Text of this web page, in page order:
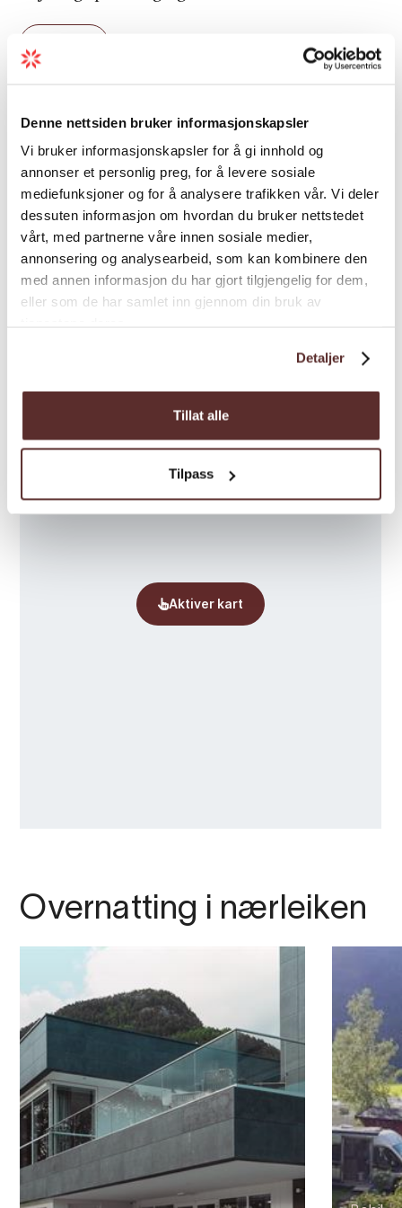
Denne nettsiden bruker informasjonskapsler
Vi bruker informasjonskapsler for å gi innhold og
annonser et personlig preg, for å levere sosiale
mediefunksjoner og for å analysere trafikken vår. Vi deler
dessuten informasjon om hvordan du bruker nettstedet
vårt, med partnerne våre innen sosiale medier,
annonsering og analysearbeid, som kan kombinere den
med annen informasjon du har gjort tilgjengelig for dem,
eller som de har samlet inn gjennom din bruk av
Detaljer
Tillat alle
Tilpass
PS: Ikkje la dårleg vêr stoppa deg! Regnfulle
dagar kan ein nemleg rekna som positivt:
Vatnet og krafta i fossane er langt meir
sorten, veit ein også at fiskelykka er best i
dårleg vêr.
Velkomen tilHardanger Fjordcruise!
Båter
Sesong
Overnatting i nærleiken